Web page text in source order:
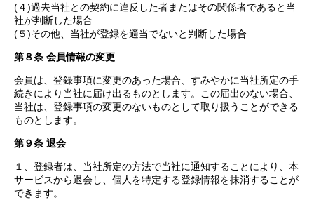
(４)過去当社との契約に違反した者またはその関係者であると当
社が判断した場合
(５)その他、当社が登録を適当でないと判断した場合
第８条 会員情報の変更
会員は、登録事項に変更のあった場合、すみやかに当社所定の手
続きにより当社に届け出るものとします。この届出のない場合、
当社は、登録事項の変更のないものとして取り扱うことができる
ものとします。
第９条 退会
１、登録者は、当社所定の方法で当社に通知することにより、本
サービスから退会し、個人を特定する登録情報を抹消することが
できます。